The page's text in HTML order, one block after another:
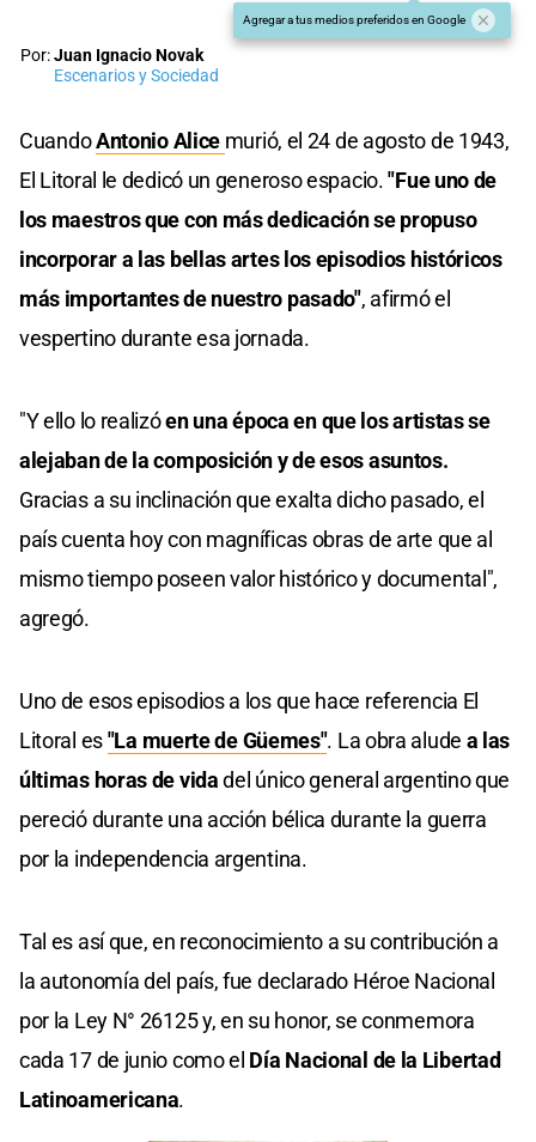
Agregar a tus medios preferidos en Google
Por:Juan Ignacio Novak
Escenarios y Sociedad
CuandoAntonio Alice murió, el 24 de agosto de 1943,
El Litoral le dedicó un generoso espacio."Fue uno de
los maestros que con más dedicación se propuso
incorporar a las bellas artes los episodios históricos
más importantes de nuestro pasado", afirmó el
vespertino durante esa jornada.
"Y ello lo realizóen una época en que los artistas se
alejaban de la composición y de esos asuntos.
Gracias a su inclinación que exalta dicho pasado, el
país cuenta hoy con magníficas obras de arte que al
mismo tiempo poseen valor histórico y documental",
agregó.
Uno de esos episodios a los que hace referencia El
Litoral es"La muerte de Güemes". La obra alude a las
últimas horas de vidadel único general argentino que
pereció durante una acción bélica durante la guerra
por la independencia argentina.
Tal es así que, en reconocimiento a su contribución a
la autonomía del país, fue declarado Héroe Nacional
por la Ley N° 26125 y, en su honor, se conmemora
cada 17 de junio como el Día Nacional de la Libertad
Latinoamericana.